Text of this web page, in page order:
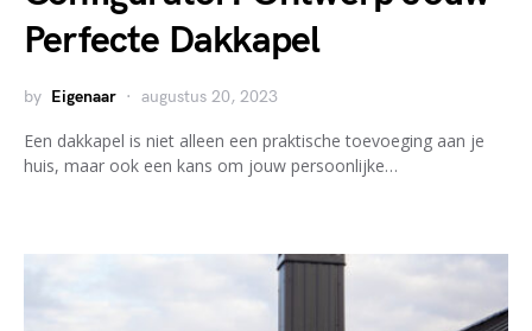
Perfecte Dakkapel
by Eigenaar augustus 20, 2023
Een dakkapel is niet alleen een praktische toevoeging aan je
huis, maar ook een kans om jouw persoonlijke…